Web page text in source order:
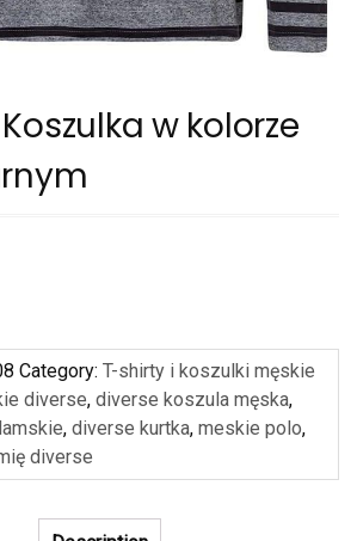
w kolorze
Category: T-shirty i koszulki męskie
diverse, diverse koszula męska,
, diverse kurtka, meskie polo,
diverse